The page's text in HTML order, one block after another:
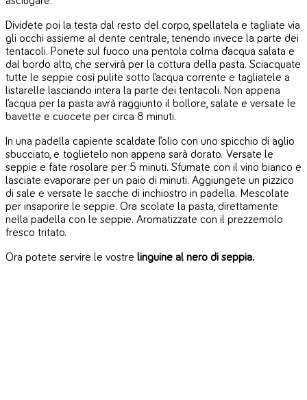
Dividete poi la testa dal resto del corpo, spellatela e tagliate via
gli occhi assieme al dente centrale, tenendo invece la parte dei
tentacoli. Ponete sul fuoco una pentola colma d’acqua salata e
dal bordo alto, che servirà per la cottura della pasta. Sciacquate
tutte le seppie così pulite sotto l’acqua corrente e tagliatele a
listarelle lasciando intera la parte dei tentacoli. Non appena
l’acqua per la pasta avrà raggiunto il bollore, salate e versate le
bavette e cuocete per circa 8 minuti.
In una padella capiente scaldate l’olio con uno spicchio di aglio
sbucciato, e toglietelo non appena sarà dorato. Versate le
seppie e fate rosolare per 5 minuti. Sfumate con il vino bianco e
lasciate evaporare per un paio di minuti. Aggiungete un pizzico
di sale e versate le sacche di inchiostro in padella. Mescolate
per insaporire le seppie. Ora scolate la pasta, direttamente
nella padella con le seppie. Aromatizzate con il prezzemolo
fresco tritato.
Ora potete servire le vostre linguine al nero di seppia.